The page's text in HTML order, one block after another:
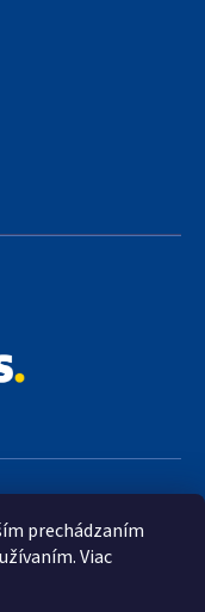
prechádzaním
Viac